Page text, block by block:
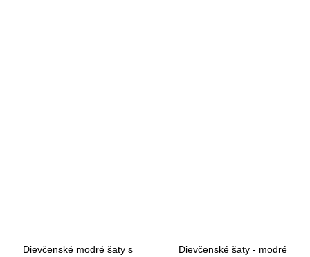
Dievčenské modré šaty s
Dievčenské šaty - modré